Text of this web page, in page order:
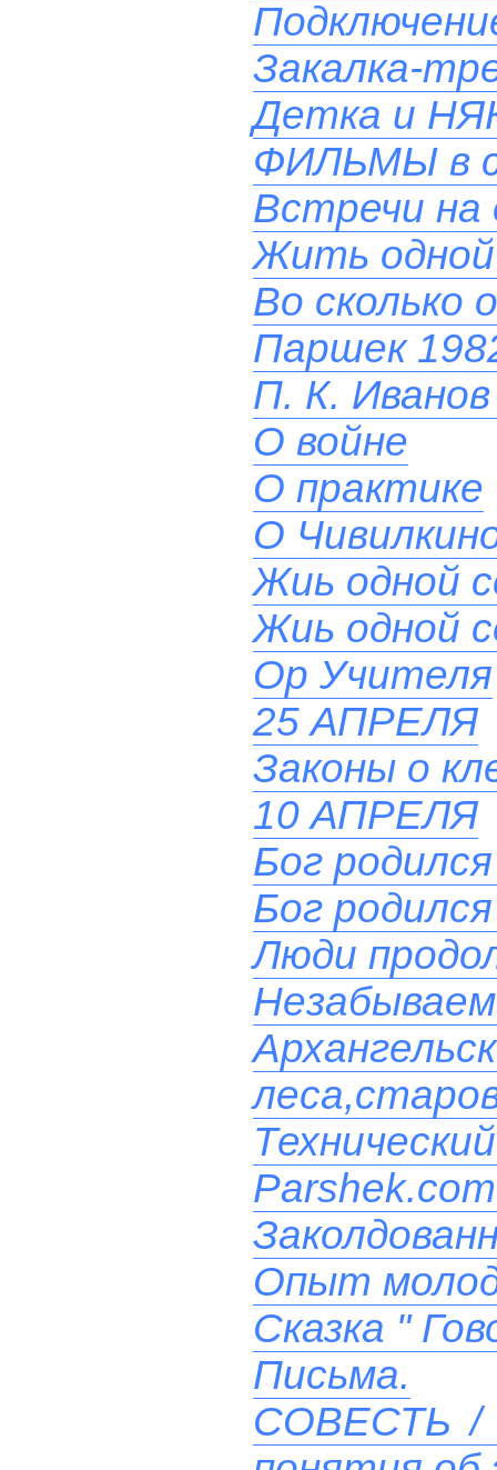
Закалка-
Детка и
ФИЛЬМЫ в
Встречи на
Жить
Во сколько
Паршек
П. К.
О войне
О практике
О
Жиь одной
Жиь одной
Ор Учителя
25 АПРЕЛЯ
Законы о
10 АПРЕЛЯ
Бог
Бог
Люди
Опыт
Сказка "
Письма.
СОВЕСТЬ /